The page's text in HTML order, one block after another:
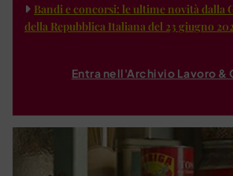
Bandi e concorsi: le ultime novità dalla
della Repubblica Italiana del 23 giugno
Entra nell'Archivio Lavoro &